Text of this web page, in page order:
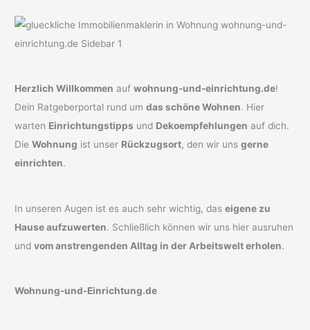
Herzlich Willkommen aufwohnung-und-einrichtung.de!
Dein Ratgeberportal rund umdas schöne Wohnen. Hier
warten Einrichtungstipps und Dekoempfehlungen auf dich.
DieWohnung ist unser Rückzugsort, den wir unsgerne
einrichten.
In unseren Augen ist es auch sehr wichtig, daseigene zu
Hause aufzuwerten. Schließlich können wir uns hier ausruhen
undvom anstrengenden Alltag in der Arbeitswelt erholen.
Wohnung-und-Einrichtung.de